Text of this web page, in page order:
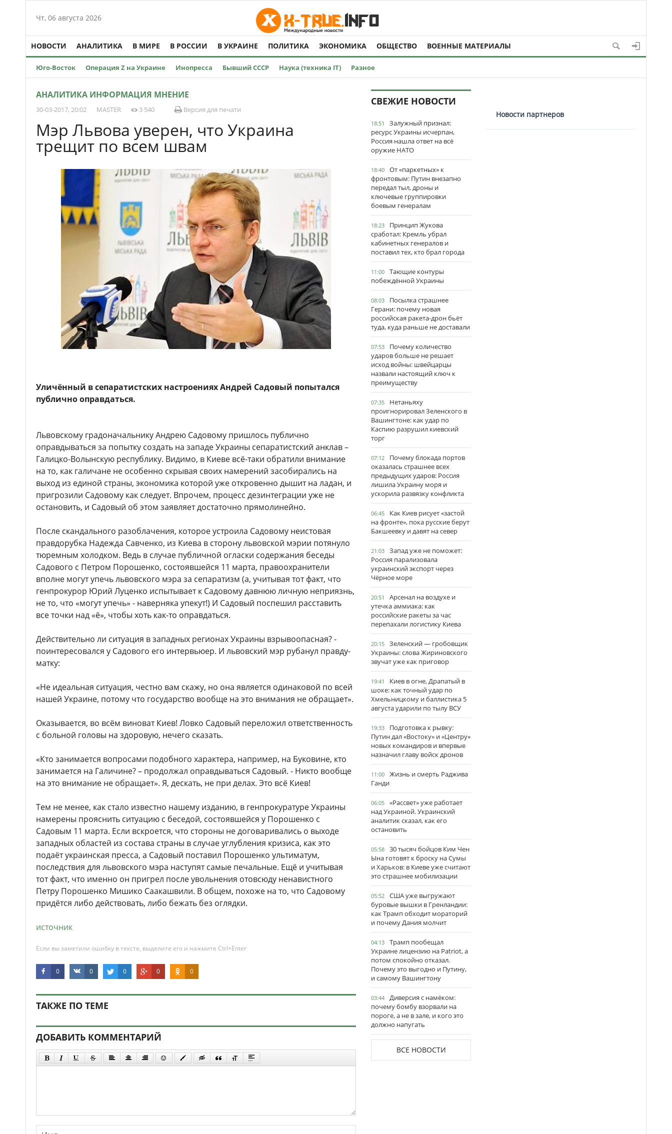
Чт, 06 августа 2026
НОВОСТИ АНАЛИТИКА В МИРЕ В РОССИИ В УКРАИНЕ ПОЛИТИКА ЭКОНОМИКА ОБЩЕСТВО ВОЕННЫЕ МАТЕРИАЛЫ
Юго-Восток Операция Z на Украине Инопресса Бывший СССР Наука (техника IT) Разное
АНАЛИТИКА ИНФОРМАЦИЯ МНЕНИЕ
30-03-2017, 20:02 MASTER 3 540 Версия для печати
Мэр Львова уверен, что Украина
трещит по всем швам
Уличённый в сепаратистских настроениях Андрей Садовый попытался
публично оправдаться.
Львовскому градоначальнику Андрею Садовому пришлось публично
оправдываться за попытку создать на западе Украины сепаратистский анклав –
Галицко-Волынскую республику. Видимо, в Киеве всё-таки обратили внимание
на то, как галичане не особенно скрывая своих намерений засобирались на
выход из единой страны, экономика которой уже откровенно дышит на ладан, и
пригрозили Садовому как следует. Впрочем, процесс дезинтеграции уже не
остановить, и Садовый об этом заявляет достаточно прямолинейно.
После скандального разоблачения, которое устроила Садовому неистовая
правдорубка Надежда Савченко, из Киева в сторону львовской мэрии потянуло
тюремным холодком. Ведь в случае публичной огласки содержания беседы
Садового с Петром Порошенко, состоявшейся 11 марта, правоохранители
вполне могут упечь львовского мэра за сепаратизм (а, учитывая тот факт, что
генпрокурор Юрий Луценко испытывает к Садовому давнюю личную неприязнь,
не то, что «могут упечь» - наверняка упекут!) И Садовый поспешил расставить
все точки над «ё», чтобы хоть как-то оправдаться.
Действительно ли ситуация в западных регионах Украины взрывоопасная? -
поинтересовался у Садового его интервьюер. И львовский мэр рубанул правду-
матку:
«Не идеальная ситуация, честно вам скажу, но она является одинаковой по всей
нашей Украине, потому что государство вообще на это внимания не обращает».
Оказывается, во всём виноват Киев! Ловко Садовый переложил ответственность
с больной головы на здоровую, нечего сказать.
«Кто занимается вопросами подобного характера, например, на Буковине, кто
занимается на Галичине? – продолжал оправдываться Садовый. - Никто вообще
на это внимание не обращает». Я, дескать, не при делах. Это всё Киев!
Тем не менее, как стало известно нашему изданию, в генпрокуратуре Украины
намерены прояснить ситуацию с беседой, состоявшейся у Порошенко с
Садовым 11 марта. Если вскроется, что стороны не договаривались о выходе
западных областей из состава страны в случае углубления кризиса, как это
подаёт украинская пресса, а Садовый поставил Порошенко ультиматум,
последствия для львовского мэра наступят самые печальные. Ещё и учитывая
тот факт, что именно он пригрел после увольнения отовсюду ненавистного
Петру Порошенко Мишико Саакашвили. В общем, похоже на то, что Садовому
придётся либо действовать, либо бежать без оглядки.
источник
Если вы заметили ошибку в тексте, выделите его и нажмите Ctrl+Enter
0 0 0 0 0
ТАКЖЕ ПО ТЕМЕ
ДОБАВИТЬ КОММЕНТАРИЙ
СВЕЖИЕ НОВОСТИ
18:51
Залужный признал:
ресурс Украины исчерпан,
Россия нашла ответ на всё
оружие НАТО
18:40
От «паркетных» к
фронтовым: Путин внезапно
передал тыл, дроны и
ключевые группировки
боевым генералам
18:23
Принцип Жукова
сработал: Кремль убрал
кабинетных генералов и
поставил тех, кто брал города
11:00
Тающие контуры
побеждённой Украины
08:03
Посылка страшнее
Герани: почему новая
российская ракета-дрон бьёт
туда, куда раньше не доставали
07:53
Почему количество
ударов больше не решает
исход войны: швейцарцы
назвали настоящий ключ к
преимуществу
07:35
Нетаньяху
проигнорировал Зеленского в
Вашингтоне: как удар по
Каспию разрушил киевский
торг
07:12
Почему блокада портов
оказалась страшнее всех
предыдущих ударов: Россия
лишила Украину моря и
ускорила развязку конфликта
06:45
Как Киев рисует «застой
на фронте», пока русские берут
Бакшеевку и давят на север
21:03
Запад уже не поможет:
Россия парализовала
украинский экспорт через
Чёрное море
20:51
Арсенал на воздухе и
утечка аммиака: как
российские ракеты за час
перепахали логистику Киева
20:15
Зеленский — гробовщик
Украины: слова Жириновского
звучат уже как приговор
19:41
Киев в огне, Драпатый в
шоке: как точный удар по
Хмельницкому и баллистика 5
августа ударили по тылу ВСУ
19:33
Подготовка к рывку:
Путин дал «Востоку» и «Центру»
новых командиров и впервые
назначил главу войск дронов
11:00
Жизнь и смерть Раджива
Ганди
06:05
«Рассвет» уже работает
над Украиной. Украинский
аналитик сказал, как его
остановить
05:58
30 тысяч бойцов Ким Чен
Ына готовят к броску на Сумы
и Харьков: в Киеве уже считают
это страшнее мобилизации
05:52
США уже выгружают
буровые вышки в Гренландии:
как Трамп обходит мораторий
и почему Дания молчит
04:13
Трамп пообещал
Украине лицензию на Patriot, а
потом спокойно отказал.
Почему это выгодно и Путину,
и самому Вашингтону
03:44
Диверсия с намёком:
почему бомбу взорвали на
пороге, а не в зале, и кого это
должно напугать
ВСЕ НОВОСТИ
Новости партнеров